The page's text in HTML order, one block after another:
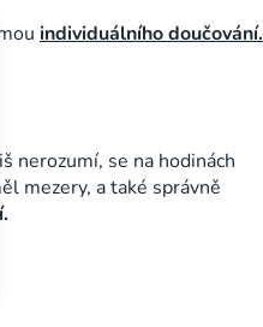
individuálního doučování.
nerozumí, se na hodinách
mezery, a také správně